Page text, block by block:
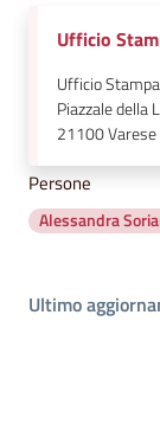
Ufficio
Ufficio
Piazzale della
21100Varese
Persone
Alessandra
Ultimo